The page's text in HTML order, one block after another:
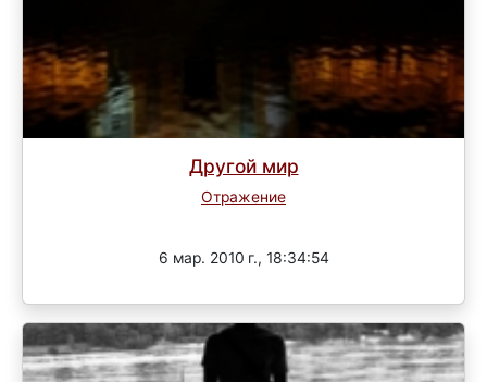
Другой мир
Отражение
6 мар. 2010 г., 18:34:54